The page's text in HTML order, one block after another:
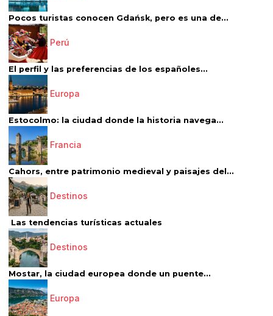
Pocos turistas conocen Gdańsk, pero es una de...
Perú
El perfil y las preferencias de los españoles...
Europa
Estocolmo: la ciudad donde la historia navega...
Francia
Cahors, entre patrimonio medieval y paisajes del...
Destinos
Las tendencias turísticas actuales
Destinos
Mostar, la ciudad europea donde un puente...
Europa